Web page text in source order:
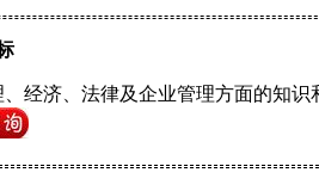
经济、法律及企业管理方面的知